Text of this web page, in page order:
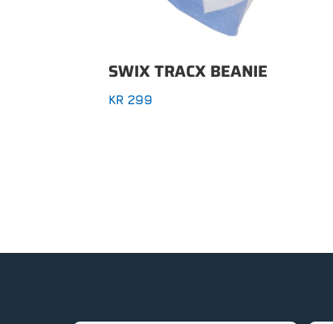
SWIX TRACX BEANIE
KR 299